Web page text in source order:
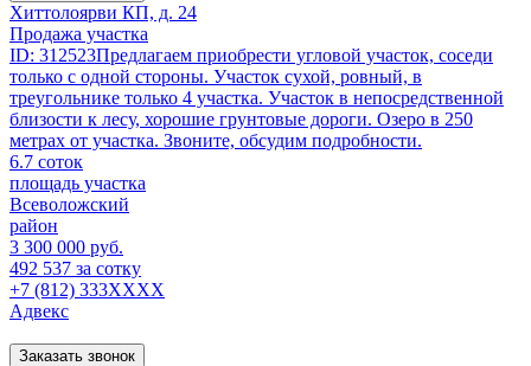
Хиттолоярви КП, д. 24
Продажа участка
ID: 312523Предлагаем приобрести угловой участок, соседи
только с одной стороны. Участок сухой, ровный, в
треугольнике только 4 участка. Участок в непосредственной
близости к лесу, хорошие грунтовые дороги. Озеро в 250
метрах от участка. Звоните, обсудим подробности.
6.7 соток
площадь участка
Всеволожский
район
3 300 000 руб.
492 537 за сотку
+7 (812) 333XXXX
Адвекс
Заказать звонок